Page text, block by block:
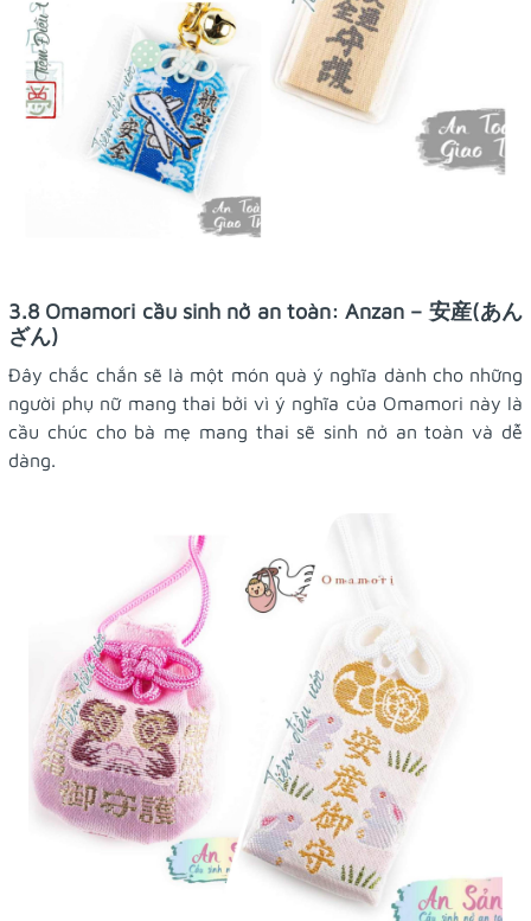
3.8 Omamori cầu sinh nở an toàn: Anzan – 安産(あん
ざん)
Đây chắc chắn sẽ là một món quà ý nghĩa dành cho những
người phụ nữ mang thai bởi vì ý nghĩa của Omamori này là
cầu chúc cho bà mẹ mang thai sẽ sinh nở an toàn và dễ
dàng.